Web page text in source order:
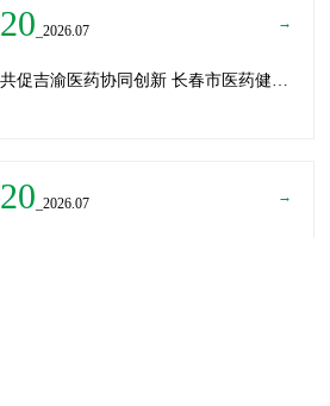
20 _2026.07 →
共促吉渝医药协同创新 长春市医药健康局与威斯腾生物走访重庆两江生命科技城
20 _2026.07 →